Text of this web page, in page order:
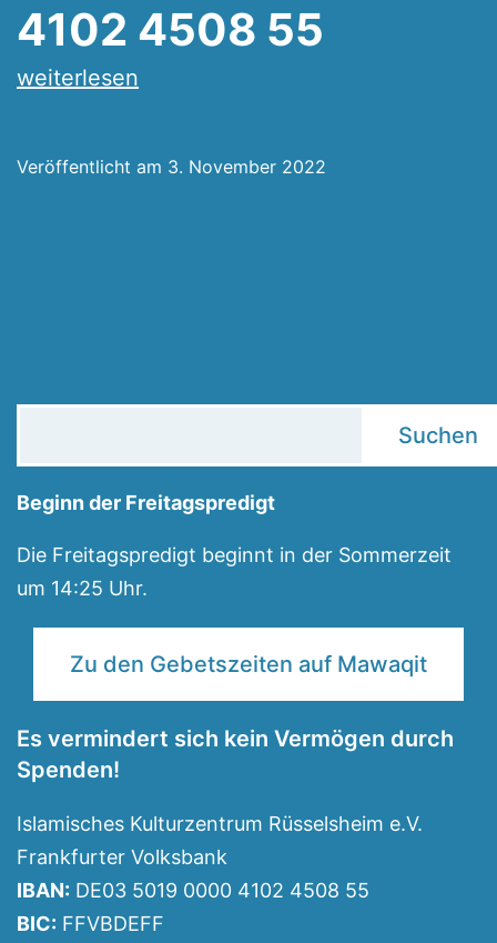
4102 4508 55
Achtung!
weiterlesen
Veröffentlicht am 3. November 2022
Suchen
Beginn der Freitagspredigt
Die Freitagspredigt beginnt in der Sommerzeit
um 14:25 Uhr.
Zu den Gebetszeiten auf Mawaqit
Es vermindert sich kein Vermögen durch
Spenden!
Islamisches Kulturzentrum Rüsselsheim e.V.
Frankfurter Volksbank
IBAN: DE03 5019 0000 4102 4508 55
BIC: FFVBDEFF